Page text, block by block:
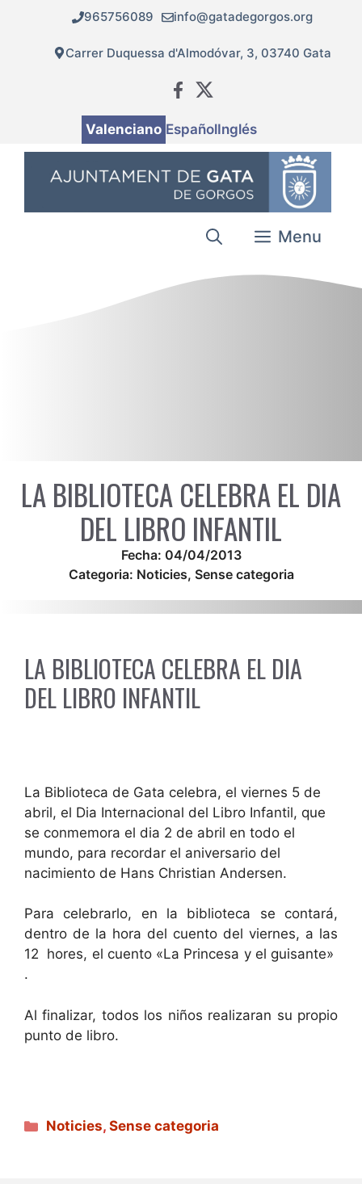
contingut
965756089 info@gatadegorgos.org
Carrer Duquessa d'Almodóvar, 3, 03740 Gata
Valenciano EspañolInglés
Menu
LA BIBLIOTECA CELEBRA EL DIA
DEL LIBRO INFANTIL
Fecha: 04/04/2013
Categoria: Noticies, Sense categoria
LA BIBLIOTECA CELEBRA EL DIA
DEL LIBRO INFANTIL
La Biblioteca de Gata celebra, el viernes 5 de
abril, el Dia Internacional del Libro Infantil, que
se conmemora el dia 2 de abril en todo el
mundo, para recordar el aniversario del
nacimiento de Hans Christian Andersen.
Para celebrarlo, en la biblioteca se contará,
dentro de la hora del cuento del viernes, a las
12 hores, el cuento «La Princesa y el guisante»
.
Al finalizar, todos los niños realizaran su propio
punto de libro.
Categories
Noticies,Sense categoria